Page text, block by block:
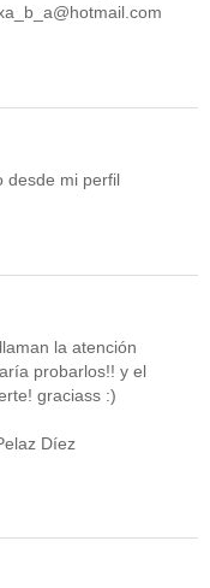
desde mi perfil
la atención
probarlos!! y el
graciass :)
Díez